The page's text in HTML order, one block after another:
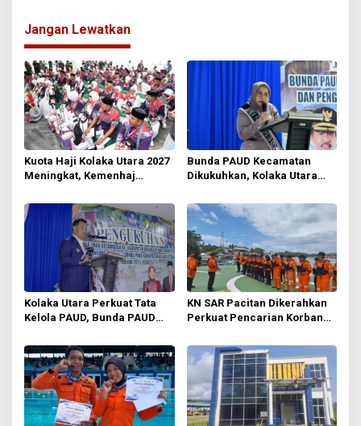
g
a
s
i
p
o
s
Jangan Lewatkan
Kuota Haji Kolaka Utara 2027
Meningkat, Kemenhaj
Bunda PAUD Kecamatan
Dikukuhkan, Kolaka Utara
PAUD
Kolaka Utara Perkuat Tata
Kelola PAUD, Bunda PAUD
Dikukuhkan
KN SAR Pacitan Dikerahkan
Perkuat Pencarian Korban
Selayar